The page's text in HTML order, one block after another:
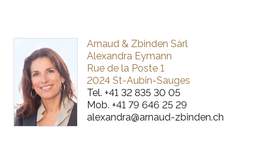
Arnaud & Zbinden Sàrl
Alexandra Eymann
Rue de la Poste 1
2024 St-Aubin-Sauges
Tel. +41 32 835 30 05
Mob. +41 79 646 25 29
alexandra@arnaud-zbinden.ch